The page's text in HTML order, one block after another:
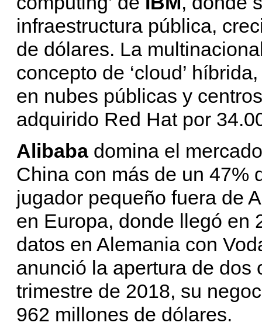
infraestructura pública,
de dólares. La
concepto de ‘cloud’
en nubes públicas y
adquirido Red Hat por
Alibabadomina el
China con más de un 47%
jugador pequeño fuera de
en Europa, donde llegó en
datos en Alemania con
anunció la apertura de dos
trimestre de 2018, su
962 millones de dólares.